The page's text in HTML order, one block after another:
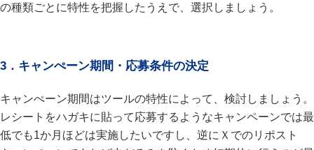
の種類ごとに特性を把握したうえで、選択しましょう。
3．キャンぺーン期間・応募条件の決定
キャンぺーン期間はツールの特性によって、検討しましょう。
レシートをハガキに貼って応募するようなキャンペーンでは最
低でも1か月ほどは実施したいですし、逆にＸでのリポスト